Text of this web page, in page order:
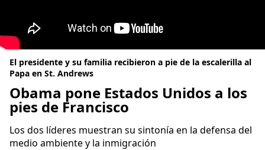
El presidente y su familia recibieron a pie de la escalerilla al
Papa en St. Andrews
Obama pone Estados Unidos a los
pies de Francisco
Los dos líderes muestran su sintonía en la defensa del
medio ambiente y la inmigración